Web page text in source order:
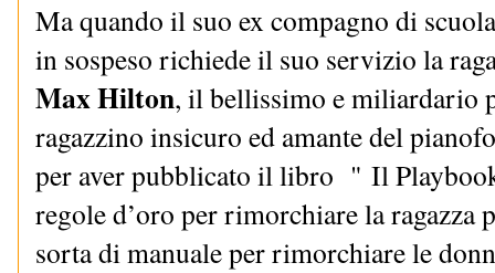
Ma quando il suo ex compagno di
in sospeso richiede il suo servizio la
Max Hilton, il bellissimo e miliardario
ragazzino insicuro ed amante del
per aver pubblicato il libro " Il
regole d’oro per rimorchiare la ragazza
sorta di manuale per rimorchiare le